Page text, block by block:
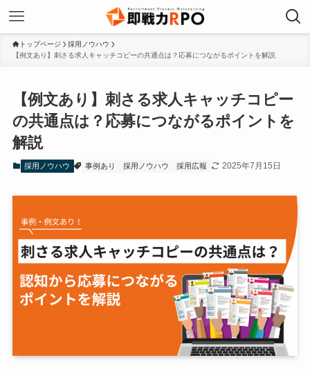
トップページ
採用ノウハウ
【例文あり】刺さる求人キャッチコピーの共通点は？応募につながるポイントを解説
【例文あり】刺さる求人キャッチコピー
の共通点は？応募につながるポイントを
解説
採用ノウハウ 事例あり 採用ノウハウ 採用広報 2025年7月15日